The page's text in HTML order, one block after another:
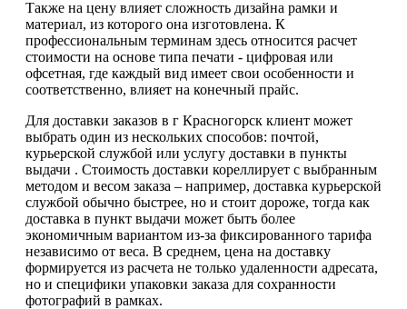
Также на цену влияет сложность дизайна рамки и
материал, из которого она изготовлена. К
профессиональным терминам здесь относится расчет
стоимости на основе типа печати - цифровая или
офсетная, где каждый вид имеет свои особенности и
соответственно, влияет на конечный прайс.
Для доставки заказов в г Красногорск клиент может
выбрать один из нескольких способов: почтой,
курьерской службой или услугу доставки в пункты
выдачи . Стоимость доставки кореллирует с выбранным
методом и весом заказа – например, доставка курьерской
службой обычно быстрее, но и стоит дороже, тогда как
доставка в пункт выдачи может быть более
экономичным вариантом из-за фиксированного тарифа
независимо от веса. В среднем, цена на доставку
формируется из расчета не только удаленности адресата,
но и специфики упаковки заказа для сохранности
фотографий в рамках.